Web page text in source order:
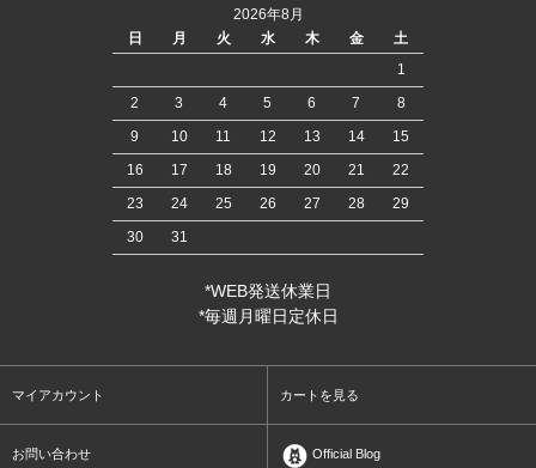
2026年8月
日
月 火 水 木 金
土
1
2
3 4 5 6 7
8
9
10 11 12 13 14
15
16
17 18 19 20 21
22
23
24 25 26 27 28
29
30
31
*WEB発送休業日
*毎週月曜日定休日
マイアカウント カートを見る
お問い合わせ Official Blog